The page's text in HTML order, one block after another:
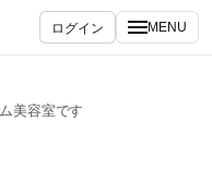
ログイン MENU
美容室です